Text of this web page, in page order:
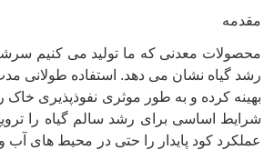
مقدمه
رشد گیاه نشان می دهد. استفاده طولانی
بهینه کرده و به طور موثری نفوذپذیری خاک
شرایط اساسی برای رشد سالم گیاه را
عملکرد کود پایدار را حتی در محیط های آب